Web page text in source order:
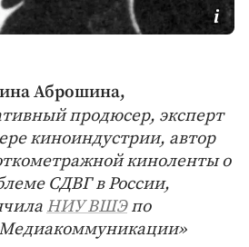
Аброшина,
продюсер, эксперт
киноиндустрии, автор
киноленты о
СДВГ в России,
НИУ ВШЭпо